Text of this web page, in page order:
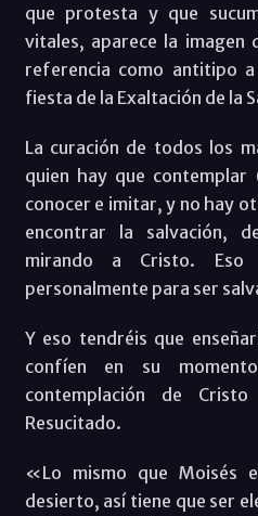
que protesta y que
vitales, aparece la imagen
referencia como antitipo
fiesta de la Exaltación de la
La curación de todos los
quien hay que contemplar
conocer e imitar, y no hay
encontrar la salvación,
mirando a Cristo.
personalmente para ser
Y eso tendréis que
confíen en su
contemplación de
Resucitado.
«Lo mismo que Moisés
desierto, así tiene que ser